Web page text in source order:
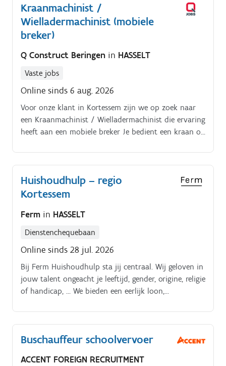
Kraanmachinist /
Wielladermachinist (mobiele
breker)
Q Construct Beringen in HASSELT
Vaste jobs
Online sinds 6 aug. 2026
Voor onze klant in Kortessem zijn we op zoek naar
een Kraanmachinist / Wielladermachinist die ervaring
heeft aan een mobiele breker Je bedient een kraan of
Huishoudhulp – regio
Kortessem
Ferm in HASSELT
Dienstenchequebaan
Online sinds 28 jul. 2026
Bij Ferm Huishoudhulp sta jij centraal. Wij geloven in
jouw talent ongeacht je leeftijd, gender, origine, religie
of handicap, … We bieden een eerlijk loon,
opleidingen die perfect bij jou passen Dankzij de
inzet van onze fantastische medewerkers brengen we
huishoudens op orde.
Buschauffeur schoolvervoer
ACCENT FOREIGN RECRUITMENT